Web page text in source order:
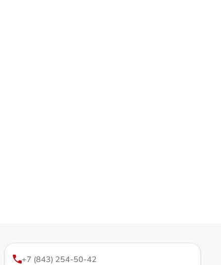
+7 (843) 254-50-42